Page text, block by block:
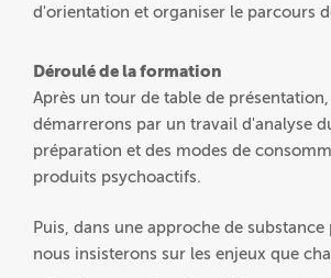
d'orientation et organiser le parcours
Déroulé de la formation
Après un tour de table de
démarrerons par un travail d'analyse
préparation et des modes de
produits psychoactifs.
Puis, dans une approche de substance
nous insisterons sur les enjeux que